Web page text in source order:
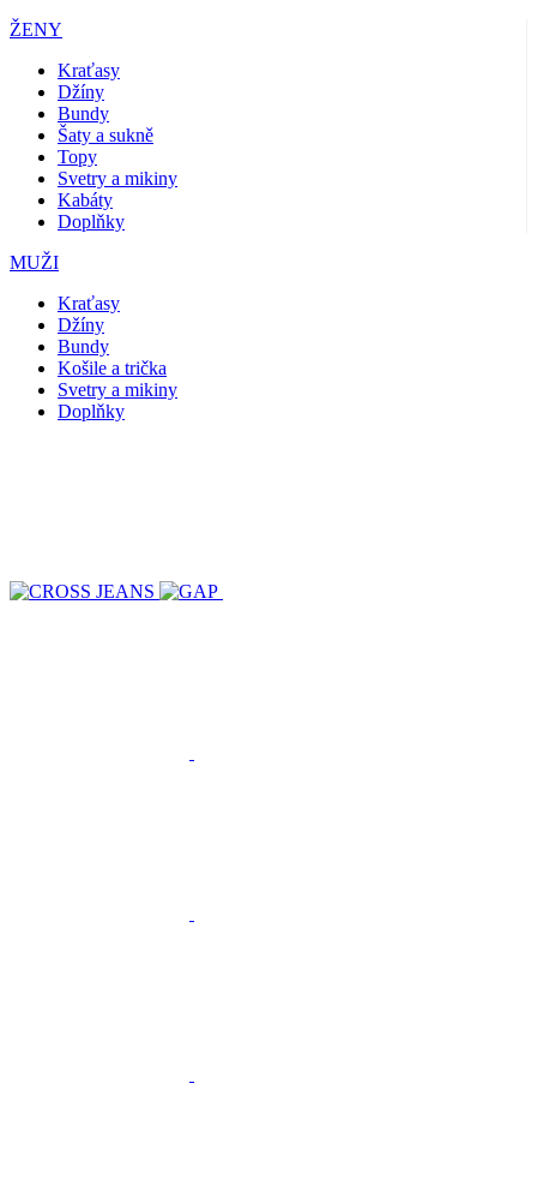
ŽENY
Kraťasy
Džíny
Bundy
Šaty a sukně
Topy
Svetry a mikiny
Kabáty
Doplňky
MUŽI
Kraťasy
Džíny
Bundy
Košile a trička
Svetry a mikiny
Doplňky